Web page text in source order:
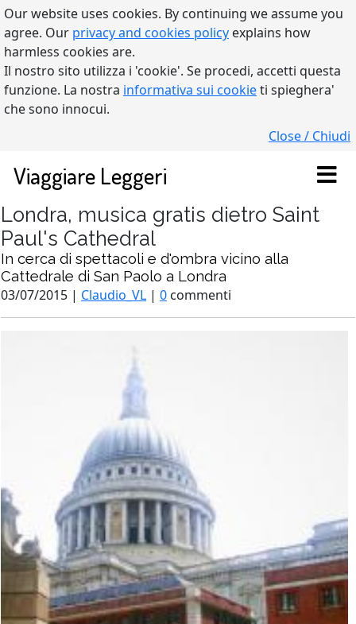
Our website uses cookies. By continuing we assume you
agree. Our privacy and cookies policy explains how
harmless cookies are.
Il nostro sito utilizza i 'cookie'. Se procedi, accetti questa
funzione. La nostra informativa sui cookieti spieghera'
che sono innocui.
Close / Chiudi
Viaggiare Leggeri
Londra, musica gratis dietro Saint
Paul's Cathedral
In cerca di spettacoli e d'ombra vicino alla
Cattedrale di San Paolo a Londra
03/07/2015 | Claudio_VL | 0 commenti